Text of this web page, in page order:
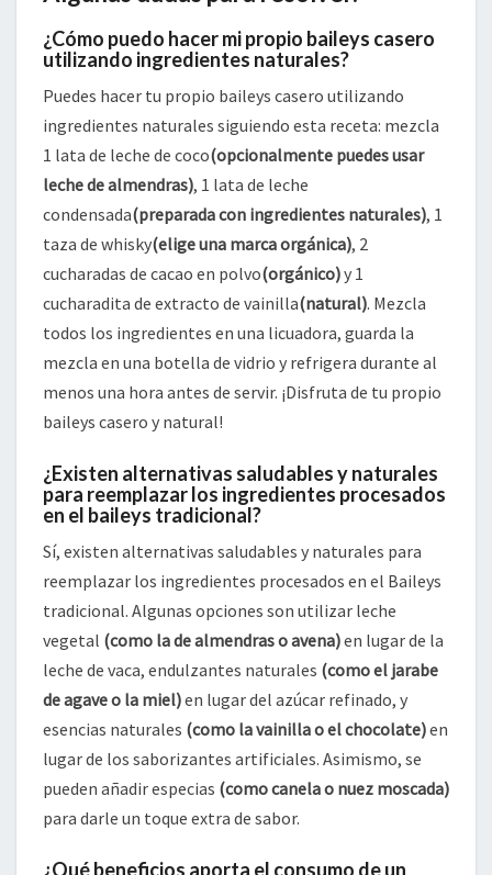
¿Cómo puedo hacer mi propio baileys casero
utilizando ingredientes naturales?
Puedes hacer tu propio baileys casero utilizando
ingredientes naturales siguiendo esta receta: mezcla
1 lata de leche de coco(opcionalmente puedes usar
leche de almendras), 1 lata de leche
condensada(preparada con ingredientes naturales), 1
taza de whisky(elige una marca orgánica), 2
cucharadas de cacao en polvo(orgánico)y 1
cucharadita de extracto de vainilla(natural). Mezcla
todos los ingredientes en una licuadora, guarda la
mezcla en una botella de vidrio y refrigera durante al
menos una hora antes de servir. ¡Disfruta de tu propio
baileys casero y natural!
¿Existen alternativas saludables y naturales
para reemplazar los ingredientes procesados
en el baileys tradicional?
Sí, existen alternativas saludables y naturales para
reemplazar los ingredientes procesados en el Baileys
tradicional. Algunas opciones son utilizar leche
vegetal (como la de almendras o avena)en lugar de la
leche de vaca, endulzantes naturales (como el jarabe
de agave o la miel)en lugar del azúcar refinado, y
esencias naturales (como la vainilla o el chocolate)en
lugar de los saborizantes artificiales. Asimismo, se
pueden añadir especias (como canela o nuez moscada)
para darle un toque extra de sabor.
¿Qué beneficios aporta el consumo de un